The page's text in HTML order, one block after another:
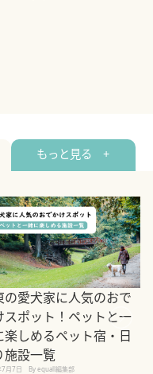
もっと見る +
の愛犬家に人気のおで
スポット！ペットと一
楽しめるペット宿・日
施設一覧
月7日 By equall編集部